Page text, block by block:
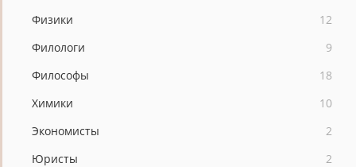
Физики
12
Филологи
9
Философы
18
Химики
10
Экономисты
2
Юристы
2